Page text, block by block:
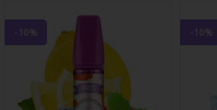
-10% -10%